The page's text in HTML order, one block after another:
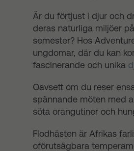
Är du förtjust i djur och
deras naturliga miljöer
semester? Hos
ungdomar, där du kan
fascinerande och unika
Oavsett om du reser
spännande möten med
söta orangutiner och
Flodhästen är Afrikas
oförutsägbara